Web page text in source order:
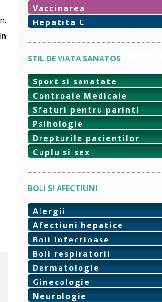
Vaccinarea
Hepatita C
STIL DE VIATA SANATOS
Sport si sanatate
Controale Medicale
Sfaturi pentru parinti
Psihologie
Drepturile pacientilor
Cuplu si sex
BOLI SI AFECTIUNI
Alergii
Afectiuni hepatice
Boli infectioase
Boli respiratorii
Dermatologie
Ginecologie
Neurologie